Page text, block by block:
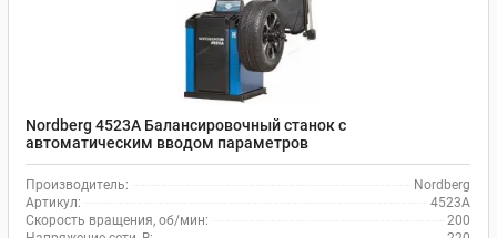
Nordberg 4523A Балансировочный станок с
автоматическим вводом параметров
Производитель:
Nordberg
Артикул:
4523A
Скорость вращения, об/мин:
200